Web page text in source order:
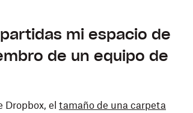
mi espacio de
de un equipo de
el tamaño de una carpeta